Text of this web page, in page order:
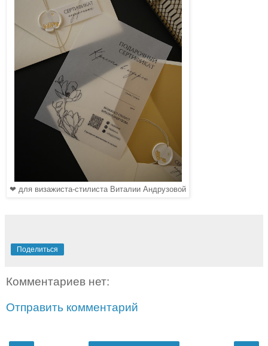
❤ для визажиста-стилиста Виталии Андрузовой
Поделиться
Комментариев нет:
Отправить комментарий